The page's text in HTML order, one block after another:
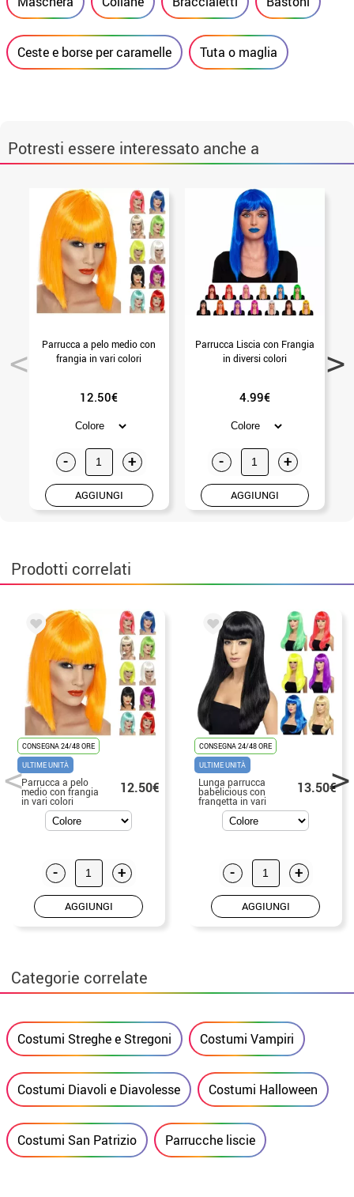
Ceste e borse per caramelle Tuta o maglia
Potresti essere interessato anche a
Parrucca a pelo medio con
frangia in vari colori
12.50€
- +
AGGIUNGI
Parrucca Liscia con Frangia
in diversi colori
4.99€
- +
AGGIUNGI
Prodotti correlati
CONSEGNA 24/48 ORE
ULTIME UNITÀ
Parrucca a pelo
medio con frangia
in vari colori
12.50€
- +
AGGIUNGI
CONSEGNA 24/48 ORE
ULTIME UNITÀ
Lunga parrucca
babelicious con
frangetta in vari
colori
13.50€
- +
AGGIUNGI
Categorie correlate
Costumi Streghe e Stregoni Costumi Vampiri
Costumi Diavoli e Diavolesse Costumi Halloween
Costumi San Patrizio Parrucche liscie